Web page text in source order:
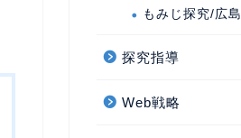
もみじ探究/広島
探究指導
Web戦略